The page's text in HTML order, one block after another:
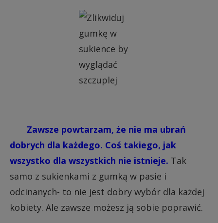
Zawsze powtarzam, że nie ma ubrań
dobrych dla każdego. Coś takiego, jak
wszystko dla wszystkich nie istnieje. Tak
samo z sukienkami z gumką w pasie i
odcinanych- to nie jest dobry wybór dla każdej
kobiety. Ale zawsze możesz ją sobie poprawić.